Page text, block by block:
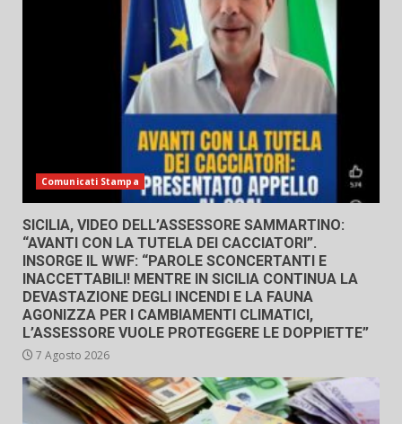
Comunicati Stampa
SICILIA, VIDEO DELL’ASSESSORE SAMMARTINO:
“AVANTI CON LA TUTELA DEI CACCIATORI”.
INSORGE IL WWF: “PAROLE SCONCERTANTI E
INACCETTABILI! MENTRE IN SICILIA CONTINUA LA
DEVASTAZIONE DEGLI INCENDI E LA FAUNA
AGONIZZA PER I CAMBIAMENTI CLIMATICI,
L’ASSESSORE VUOLE PROTEGGERE LE DOPPIETTE”
7 Agosto 2026